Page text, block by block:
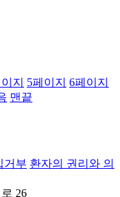
지 5페이지 6페이지
맨끝
거부 환자의 권리와 의
26